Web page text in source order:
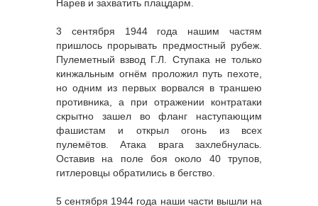
Нарев и захватить плацдарм.
3 сентября 1944 года нашим частям
пришлось прорывать предмостный рубеж.
Пулеметный взвод Г.Л. Ступака не только
кинжальным огнём проложил путь пехоте,
но одним из первых ворвался в траншею
противника, а при отражении контратаки
скрытно зашел во фланг наступающим
фашистам и открыл огонь из всех
пулемётов. Атака врага захлебнулась.
Оставив на поле боя около 40 трупов,
гитлеровцы обратились в бегство.
5 сентября 1944 года наши части вышли на